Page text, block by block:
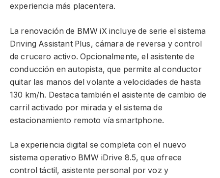
experiencia más placentera.
La renovación de BMW iX incluye de serie el sistema
Driving Assistant Plus, cámara de reversa y control
de crucero activo. Opcionalmente, el asistente de
conducción en autopista, que permite al conductor
quitar las manos del volante a velocidades de hasta
130 km/h. Destaca también el asistente de cambio de
carril activado por mirada y el sistema de
estacionamiento remoto vía smartphone.
La experiencia digital se completa con el nuevo
sistema operativo BMW iDrive 8.5, que ofrece
control táctil, asistente personal por voz y